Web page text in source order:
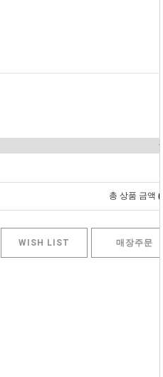
총 상품 금액 0
WISH LIST 매장주문